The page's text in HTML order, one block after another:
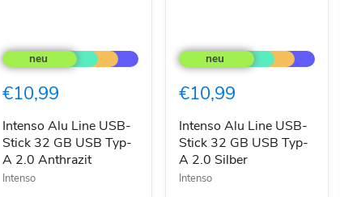
Alu
Line
Stick
GB
USB
Typ-
A
2.0
€10,99
Intenso Alu Line USB-
Stick 32 GB USB Typ-
A 2.0 Anthrazit
Intenso
Alu
Line
Stick
GB
USB
Typ-
A
2.0
€10,99
Intenso Alu Line USB-
Stick 32 GB USB Typ-
A 2.0 Silber
Intenso